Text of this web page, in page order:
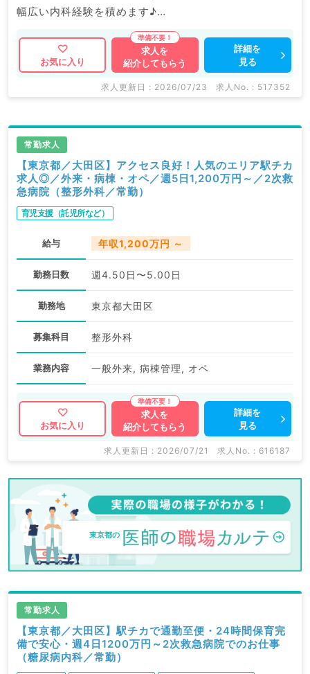
幅広い内科経験を積めます♪
マイナビDOCTORでは病院やクリニックなどの医療機
関求人はもちろんのこと、
掲載情報以外にも産業医等の企業系求人も多数扱ってい
求人内容の詳細等はお気軽にお問合せ下さい。
お気に入り
求人を
紹介してもらう
詳細を
見る
求人更新日 : 2026/07/23 求人No. : 517352
常勤求人
【東京都／大田区】アクセス良好！人気のエリア駅チカ
求人◎／外来・病棟・オペ／週5日1,200万円～／2次救
急病院（整形外科／常勤）
育児支援（託児所など）
給与 年収1,200万円 ～
勤務日数 週4.50日〜5.00日
勤務地 東京都大田区
募集科目 整形外科
業務内容 一般外来, 病棟管理, オペ
お気に入り
求人を
紹介してもらう
詳細を
見る
求人更新日 : 2026/07/21 求人No. : 616187
東京都の
常勤求人
【東京都／大田区】駅チカで通勤至便・24時間保育完
備で安心・週4日1200万円～2次救急病院でのお仕事
（糖尿病内科／常勤）